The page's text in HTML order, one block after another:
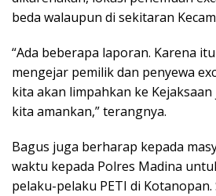
beda walaupun di sekitaran
“Ada beberapa laporan. Karena
mengejar pemilik dan penyewa
kita akan limpahkan ke
kita amankan,” terangnya.
Bagus juga berharap kepada
waktu kepada Polres Madina
pelaku-pelaku PETI di